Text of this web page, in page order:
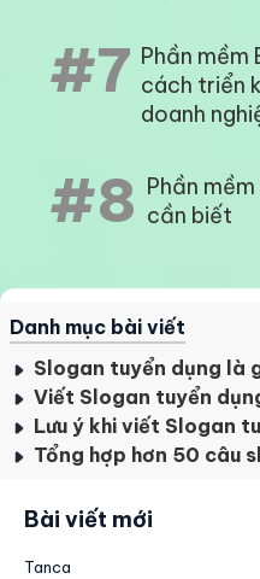
#7 Phần mềm
cách triển
doanh
#8 Phần
cần biết
Danh mục bài viết
Slogan tuyển dụng là
Viết Slogan tuyển dụng như thế nào
Lưu ý khi viết Slogan tuyển
Tổng hợp hơn 50 câu slogan tuyển dụng hay dành cho
Bài viết mới
Tanca